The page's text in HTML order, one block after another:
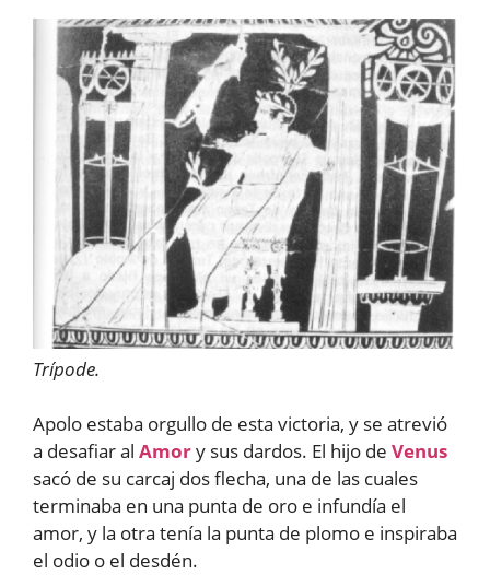
Trípode.
Apolo estaba orgullo de esta victoria, y se atrevió
a desafiar al Amory sus dardos. El hijo de Venus
sacó de su carcaj dos flecha, una de las cuales
terminaba en una punta de oro e infundía el
amor, y la otra tenía la punta de plomo e inspiraba
el odio o el desdén.